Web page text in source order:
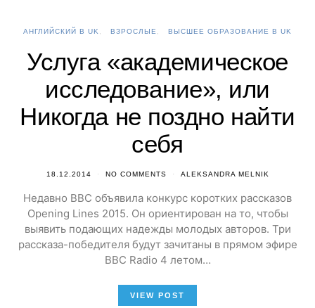
АНГЛИЙСКИЙ В UK ВЗРОСЛЫЕ ВЫСШЕЕ ОБРАЗОВАНИЕ В UK
Услуга «академическое
исследование», или
Никогда не поздно найти
себя
18.12.2014 NO COMMENTS ALEKSANDRA MELNIK
Недавно BBC объявила конкурс коротких рассказов
Opening Lines 2015. Он ориентирован на то, чтобы
выявить подающих надежды молодых авторов. Три
рассказа-победителя будут зачитаны в прямом эфире
BBC Radio 4 летом…
VIEW POST